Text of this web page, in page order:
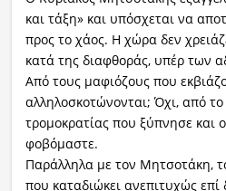
και τάξη» και υπόσχεται να
προς το χάος. Η χώρα δεν
κατά της διαφθοράς, υπέρ των
Από τους μαφιόζους που
αλληλοσκοτώνονται; Όχι, από
τρομοκρατίας που ξύπνησε και
φοβόμαστε.
Παράλληλα με τον Μητσοτάκη,
που καταδιώκει ανεπιτυχώς επί